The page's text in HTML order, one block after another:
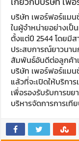
บริษัท เพอร์ฟอร์แมน
ในผู้จำหน่ายอย่างเป็
ตั้งแต่ปี 2544 โดยมี
ประสบการณ์ยาวนา
สัมพันธ์อันดีต่อลูกค้าแ
บริษัท เพอร์ฟอร์แมน
แล้วที่จะเปิดให้บริก
เพื่อรองรับรับการข
บริหารจัดการการเที